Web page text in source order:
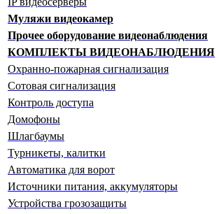
Муляжи видеокамер
Прочее оборудование видеонаблюдения
КОМПЛЕКТЫ ВИДЕОНАБЛЮДЕНИЯ
Охранно-пожарная сигнализация
Сотовая сигнализация
Контроль доступа
Домофоны
Шлагбаумы
Турникеты, калитки
Автоматика для ворот
Источники питания, аккумуляторы
Устройства грозозащиты